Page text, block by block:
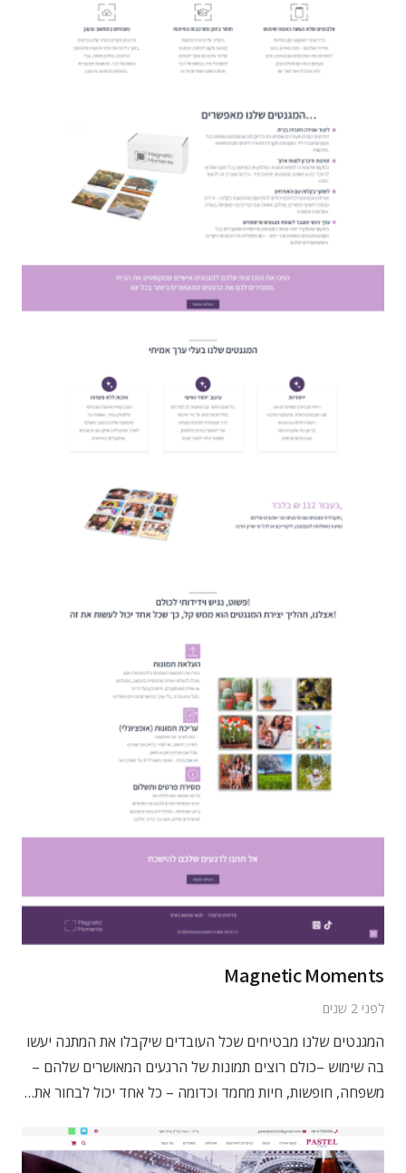
Magnetic Moments
לפני 2 שנים
המגנטים שלנו מבטיחים שכל העובדים שיקבלו את המתנה יעשו
בה שימוש –כולם רוצים תמונות של הרגעים המאושרים שלהם –
משפחה, חופשות, חיות מחמד וכדומה – כל אחד יכול לבחור את…